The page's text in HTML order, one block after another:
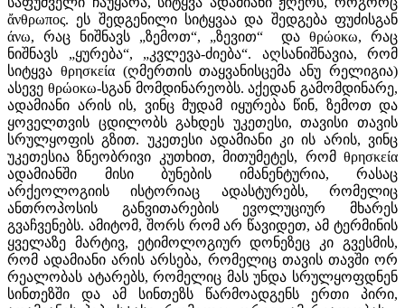
ἄνθρωπος. ეს შედგენილი სიტყვაა და შედგება ფუძისგან
άνω, რაც ნიშნავს „ზემოთ“, „ზევით“ და θρώοκω, რაც
ნიშნავს „ყურება“, „კვლევა-ძიება“. აღსანიშნავია, რომ
სიტყვა θρησκεία (ღმერთის თაყვანისცემა ანუ რელიგია)
ასევე θρώοκω-სგან მომდინარეობს. აქედან გამომდინარე,
ადამიანი არის ის, ვინც მუდამ იყურება წინ, ზემოთ და
ყოველთვის ცდილობს გახდეს უკეთესი, თავისი თავის
სრულყოფის გზით. უკეთესი ადამიანი კი ის არის, ვინც
უკეთესია ზნეობრივი კუთხით, მითუმეტეს, რომ θρησκεία
ადამიანში მისი ბუნების იმანენტურია, რასაც
არქეოლოგიის ისტორიაც ადასტურებს, რომელიც
ანთროპოსის განვითარების ევოლუციურ მხარეს
გვაჩვენებს. ამიტომ, შორს რომ არ წავიდეთ, ამ ტერმინის
ყველაზე მარტივ, ეტიმოლოგიურ დონეზეც კი გვესმის,
რომ ადამიანი არის არსება, რომელიც თავის თავში ორ
რეალობას ატარებს, რომელიც მას უნდა სრულყოფდნენ
სინთეზში და ამ სინთეზს წარმოადგენს ერთი პირი,